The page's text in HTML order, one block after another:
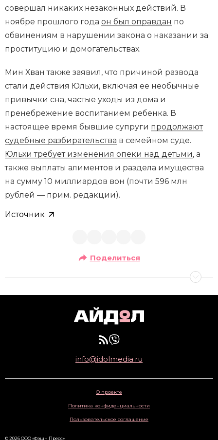
совершал никаких незаконных действий. В
ноябре прошлого года он был оправдан по
обвинениям в нарушении закона о наказании за
проституцию и домогательствах.
Мин Хван также заявил, что причиной развода
стали действия Юльхи, включая ее необычные
привычки сна, частые уходы из дома и
пренебрежение воспитанием ребенка. В
настоящее время бывшие супруги продолжают
судебные разбирательства в семейном суде.
Юльхи требует изменения опеки над детьми, а
также выплаты алиментов и раздела имущества
на сумму 10 миллиардов вон (почти 596 млн
рублей — прим. редакции).
Источник
Поделиться
info@idolmedia.ru
О проекте
Политика конфиденциальности
Пользовательское соглашение
© 2026 ООО «Фэшн Пресс»